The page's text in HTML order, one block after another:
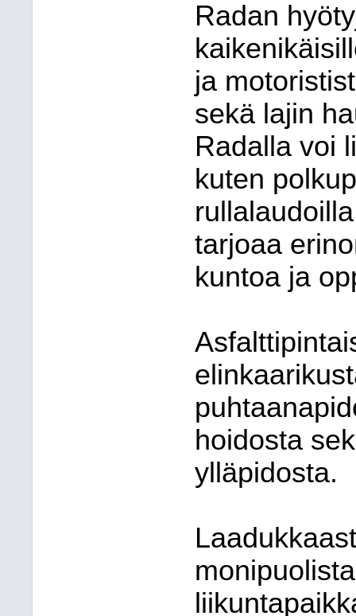
Radan
ja
sekä lajin
Radalla voi
kuten
tarjoaa
kuntoa ja
hoidosta
ylläpidosta.